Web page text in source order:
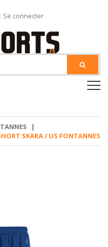
Se connecter
|
SKARA / US FONTANNES